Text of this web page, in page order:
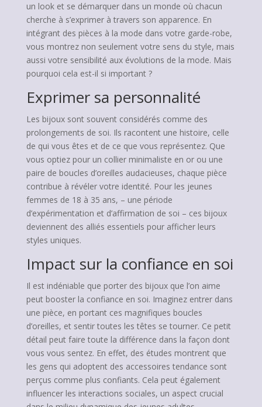
un look et se démarquer dans un monde où chacun
cherche à s’exprimer à travers son apparence. En
intégrant des pièces à la mode dans votre garde-robe,
vous montrez non seulement votre sens du style, mais
aussi votre sensibilité aux évolutions de la mode. Mais
pourquoi cela est-il si important ?
Exprimer sa personnalité
Les bijoux sont souvent considérés comme des
prolongements de soi. Ils racontent une histoire, celle
de qui vous êtes et de ce que vous représentez. Que
vous optiez pour un collier minimaliste en or ou une
paire de boucles d’oreilles audacieuses, chaque pièce
contribue à révéler votre identité. Pour les jeunes
femmes de 18 à 35 ans, – une période
d’expérimentation et d’affirmation de soi – ces bijoux
deviennent des alliés essentiels pour afficher leurs
styles uniques.
Impact sur la confiance en soi
Il est indéniable que porter des bijoux que l’on aime
peut booster la confiance en soi. Imaginez entrer dans
une pièce, en portant ces magnifiques boucles
d’oreilles, et sentir toutes les têtes se tourner. Ce petit
détail peut faire toute la différence dans la façon dont
vous vous sentez. En effet, des études montrent que
les gens qui adoptent des accessoires tendance sont
perçus comme plus confiants. Cela peut également
influencer les interactions sociales, un aspect crucial